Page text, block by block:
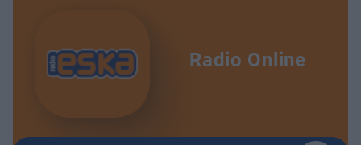
Radio Online